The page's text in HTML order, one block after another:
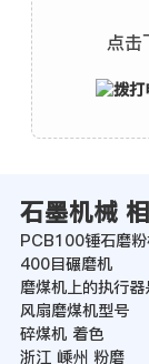
点击
石墨机械
PCB100锤石磨
400目碾磨机
磨煤机上的执行
风扇磨煤机型号
碎煤机 着色
浙江 嵊州 粉磨